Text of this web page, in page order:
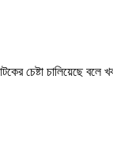
চেষ্টা চালিয়েছে বলে